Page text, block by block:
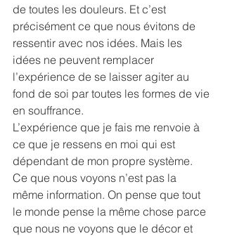
de toutes les douleurs. Et c’est
précisément ce que nous évitons de
ressentir avec nos idées. Mais les
idées ne peuvent remplacer
l’expérience de se laisser agiter au
fond de soi par toutes les formes de vie
en souffrance.
L’expérience que je fais me renvoie à
ce que je ressens en moi qui est
dépendant de mon propre système.
Ce que nous voyons n’est pas la
même information. On pense que tout
le monde pense la même chose parce
que nous ne voyons que le décor et